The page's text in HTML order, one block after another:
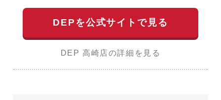
DEPを公式サイトで見る
DEP 高崎店の詳細を見る